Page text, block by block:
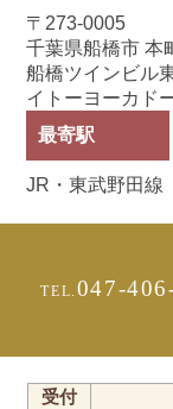
〒273-0005
千葉県船橋市 本
船橋ツインビル
イトーヨーカド
最寄駅
JR・東武野田線
TEL. 047-
受付